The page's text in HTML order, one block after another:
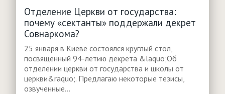
Отделение Церкви от государства:
почему «сектанты» поддержали декрет
Совнаркома?
25 января в Киеве состоялся круглый стол,
посвященный 94-летию декрета &laquo;Об
отделении церкви от государства и школы от
церкви&raquo;. Предлагаю некоторые тезисы,
озвученные...